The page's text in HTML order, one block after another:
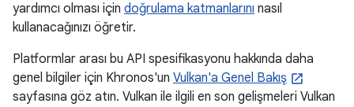
yardımcı olması için doğrulama katmanlarını nasıl
kullanacağınızı öğretir.
Platformlar arası bu API spesifikasyonu hakkında daha
genel bilgiler için Khronos'un Vulkan'a Genel Bakış
sayfasına göz atın. Vulkan ile ilgili en son gelişmeleri Vulkan